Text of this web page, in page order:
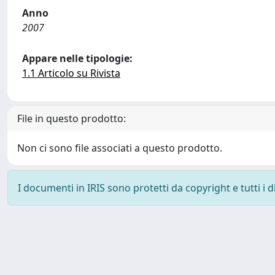
Anno
2007
Appare nelle tipologie:
1.1 Articolo su Rivista
File in questo prodotto:
Non ci sono file associati a questo prodotto.
I documenti in IRIS sono protetti da copyright e tutti i